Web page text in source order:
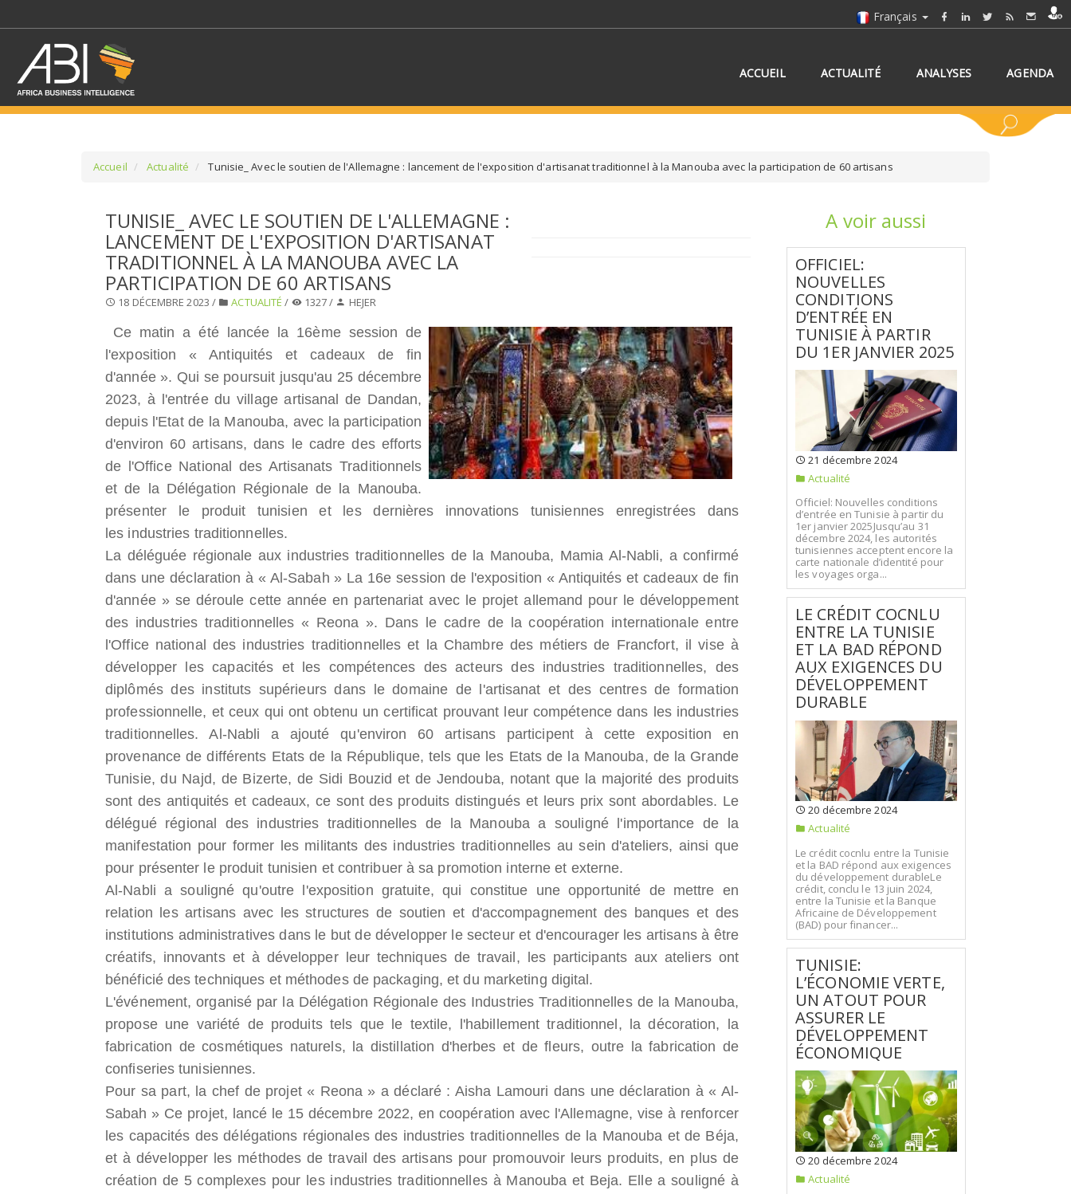
Français
ACCUEIL ACTUALITÉ ANALYSES AGENDA
SELECTIONNEZ UNE SECTION SÉLECTIONNEZ UNE CATÉGORIE SÉLECTIONNEZ UN/DES PAYS
Accueil Actualité Tunisie_ Avec le soutien de l'Allemagne : lancement de l'exposition d'artisanat traditionnel à la Manouba avec la participation de 60 artisans
TUNISIE_ AVEC LE SOUTIEN DE L'ALLEMAGNE :
LANCEMENT DE L'EXPOSITION D'ARTISANAT
TRADITIONNEL À LA MANOUBA AVEC LA
PARTICIPATION DE 60 ARTISANS
18 DÉCEMBRE 2023 / ACTUALITÉ / 1327 / HEJER
Ce matin a été lancée la 16ème session de
l'exposition « Antiquités et cadeaux de fin
d'année ». Qui se poursuit jusqu'au 25 décembre
2023, à l'entrée du village artisanal de Dandan,
depuis l'Etat de la Manouba, avec la participation
d'environ 60 artisans, dans le cadre des efforts
de l'Office National des Artisanats Traditionnels
et de la Délégation Régionale de la Manouba.
présenter le produit tunisien et les dernières innovations tunisiennes enregistrées dans
les industries traditionnelles.
La déléguée régionale aux industries traditionnelles de la Manouba, Mamia Al-Nabli, a confirmé
dans une déclaration à « Al-Sabah » La 16e session de l'exposition « Antiquités et cadeaux de fin
d'année » se déroule cette année en partenariat avec le projet allemand pour le développement
des industries traditionnelles « Reona ». Dans le cadre de la coopération internationale entre
l'Office national des industries traditionnelles et la Chambre des métiers de Francfort, il vise à
développer les capacités et les compétences des acteurs des industries traditionnelles, des
diplômés des instituts supérieurs dans le domaine de l'artisanat et des centres de formation
professionnelle, et ceux qui ont obtenu un certificat prouvant leur compétence dans les industries
traditionnelles. Al-Nabli a ajouté qu'environ 60 artisans participent à cette exposition en
provenance de différents Etats de la République, tels que les Etats de la Manouba, de la Grande
Tunisie, du Najd, de Bizerte, de Sidi Bouzid et de Jendouba, notant que la majorité des produits
sont des antiquités et cadeaux, ce sont des produits distingués et leurs prix sont abordables. Le
délégué régional des industries traditionnelles de la Manouba a souligné l'importance de la
manifestation pour former les militants des industries traditionnelles au sein d'ateliers, ainsi que
pour présenter le produit tunisien et contribuer à sa promotion interne et externe.
Al-Nabli a souligné qu'outre l'exposition gratuite, qui constitue une opportunité de mettre en
relation les artisans avec les structures de soutien et d'accompagnement des banques et des
institutions administratives dans le but de développer le secteur et d'encourager les artisans à être
créatifs, innovants et à développer leur techniques de travail, les participants aux ateliers ont
bénéficié des techniques et méthodes de packaging, et du marketing digital.
L'événement, organisé par la Délégation Régionale des Industries Traditionnelles de la Manouba,
propose une variété de produits tels que le textile, l'habillement traditionnel, la décoration, la
fabrication de cosmétiques naturels, la distillation d'herbes et de fleurs, outre la fabrication de
confiseries tunisiennes.
Pour sa part, la chef de projet « Reona » a déclaré : Aisha Lamouri dans une déclaration à « Al-
Sabah » Ce projet, lancé le 15 décembre 2022, en coopération avec l'Allemagne, vise à renforcer
les capacités des délégations régionales des industries traditionnelles de la Manouba et de Béja,
et à développer les méthodes de travail des artisans pour promouvoir leurs produits, en plus de
création de 5 complexes pour les industries traditionnelles à Manouba et Beja. Elle a souligné à
A voir aussi
OFFICIEL:
NOUVELLES
CONDITIONS
D’ENTRÉE EN
TUNISIE À PARTIR
DU 1ER JANVIER 2025
21 décembre 2024
Actualité
Officiel: Nouvelles conditions
d’entrée en Tunisie à partir du
1er janvier 2025Jusqu’au 31
décembre 2024, les autorités
tunisiennes acceptent encore la
carte nationale d’identité pour
les voyages orga...
LE CRÉDIT COCNLU
ENTRE LA TUNISIE
ET LA BAD RÉPOND
AUX EXIGENCES DU
DÉVELOPPEMENT
DURABLE
20 décembre 2024
Actualité
Le crédit cocnlu entre la Tunisie
et la BAD répond aux exigences
du développement durableLe
crédit, conclu le 13 juin 2024,
entre la Tunisie et la Banque
Africaine de Développement
(BAD) pour financer...
TUNISIE:
L’ÉCONOMIE VERTE,
UN ATOUT POUR
ASSURER LE
DÉVELOPPEMENT
ÉCONOMIQUE
20 décembre 2024
Actualité